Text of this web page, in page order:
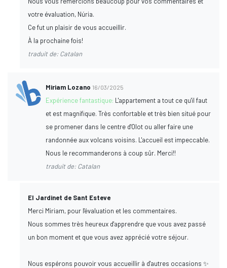
votre évaluation, Núria.
Ce fut un plaisir de vous accueillir.
À la prochaine fois!
traduit de: Catalan
Miriam Lozano 16/03/2025
Expérience fantastique: L'appartement a tout ce qu'il faut
et est magnifique. Très confortable et très bien situé pour
se promener dans le centre d'Olot ou aller faire une
randonnée aux volcans voisins. L'accueil est impeccable.
Nous le recommanderons à coup sûr. Merci!!
traduit de: Catalan
El Jardinet de Sant Esteve
Merci Miriam, pour l'évaluation et les commentaires.
Nous sommes très heureux d'apprendre que vous avez passé
un bon moment et que vous avez apprécié votre séjour.
Nous espérons pouvoir vous accueillir à d'autres occasions ✨